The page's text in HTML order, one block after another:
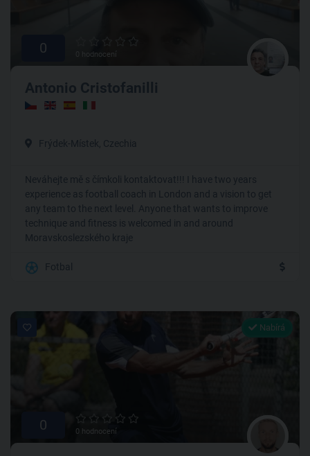
0 0 hodnocení
Antonio Cristofanilli
Frýdek-Místek, Czechia
Neváhejte mě s čímkoli kontaktovat!!! I have two years
experience as football coach in London and a vision to get
any team to the next level. Anyone that wants to improve
technique and fitness is welcomed in and around
Moravskoslezského kraje
Fotbal
Nabírá
0 0 hodnocení